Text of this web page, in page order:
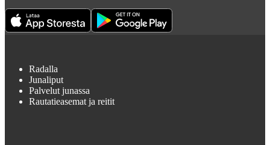
Radalla
Junaliput
Palvelut junassa
Rautatieasemat ja reitit